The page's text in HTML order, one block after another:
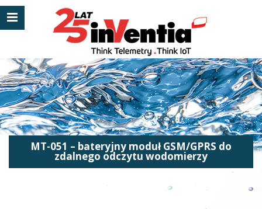
MT-051 – bateryjny moduł GSM/GPRS do
zdalnego odczytu wodomierzy